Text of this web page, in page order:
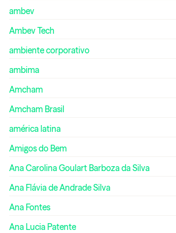
ambev
Ambev Tech
ambiente corporativo
ambima
Amcham
Amcham Brasil
américa latina
Amigos do Bem
Ana Carolina Goulart Barboza da Silva
Ana Flávia de Andrade Silva
Ana Fontes
Ana Lucia Patente